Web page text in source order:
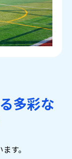
多彩な
す。